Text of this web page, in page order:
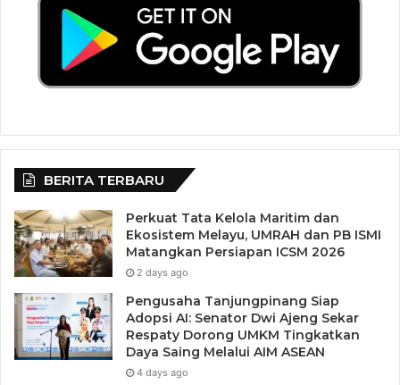
BERITA TERBARU
Perkuat Tata Kelola Maritim dan
Ekosistem Melayu, UMRAH dan PB ISMI
Matangkan Persiapan ICSM 2026
2 days ago
Pengusaha Tanjungpinang Siap
Adopsi AI: Senator Dwi Ajeng Sekar
Respaty Dorong UMKM Tingkatkan
Daya Saing Melalui AIM ASEAN
4 days ago